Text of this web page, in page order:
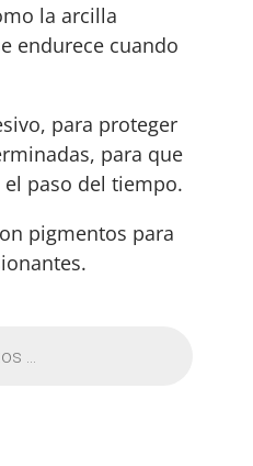
la arcilla
endurece cuando
para proteger
para que
paso del tiempo.
pigmentos para